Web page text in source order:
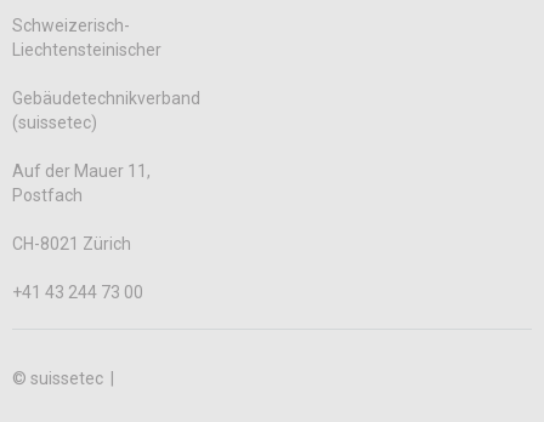
Schweizerisch-
Liechtensteinischer
Gebäudetechnikverband
(suissetec)
Auf der Mauer 11,
Postfach
CH-8021 Zürich
+41 43 244 73 00
© suissetec |